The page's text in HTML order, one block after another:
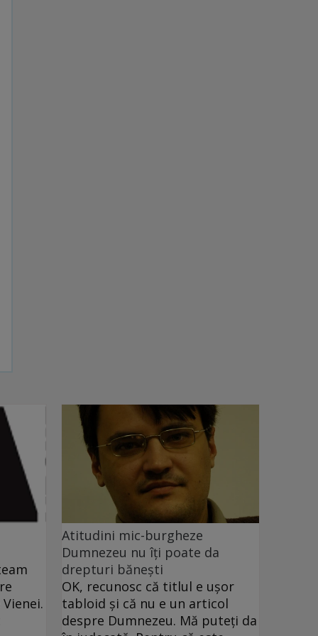
Atitudini mic-burgheze
Dumnezeu nu îţi poate da
drepturi băneşti
OK, recunosc că titlul e uşor
tabloid şi că nu e un articol
despre Dumnezeu. Mă puteţi da